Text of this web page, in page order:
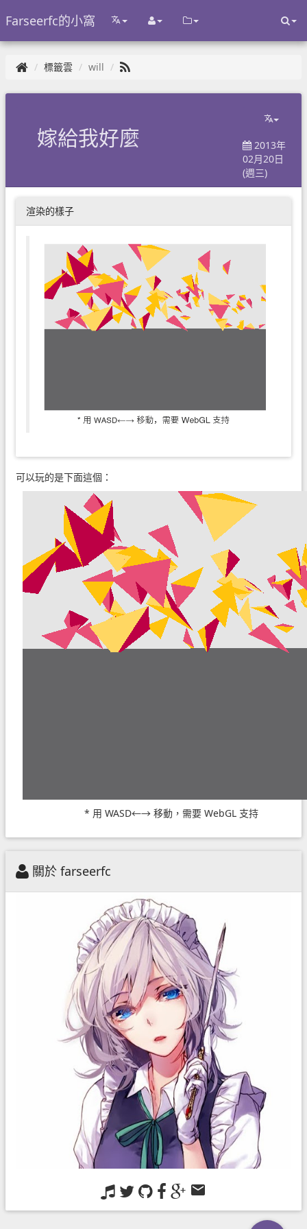
Farseerfc的小窩
標籤雲 will
嫁給我好麼
2013年
02月20日
(週三)
渲染的樣子
可以玩的是下面這個：
* 用 WASD←→ 移動，需要 WebGL 支持
關於 farseerfc